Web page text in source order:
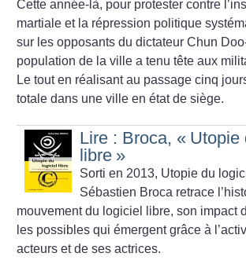
Cette année-là, pour protester contre
martiale et la répression politique
sur les opposants du dictateur Chun
population de la ville a tenu tête aux
Le tout en réalisant au passage cinq
totale dans une ville en état de siège.
Lire : Broca, « Utopie
libre »
Sorti en 2013, Utopie du
Sébastien Broca retrace
mouvement du logiciel libre, son impact
les possibles qui émergent grâce à
acteurs et de ses actrices.